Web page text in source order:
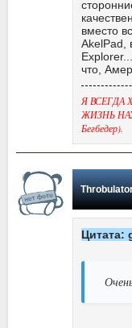
вместо
AkelPad,
что,
Я ВСЕГДА
ЖИЗНЬ
Бегбедер).
Цитата: